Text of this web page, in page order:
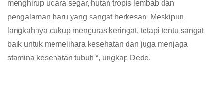
menghirup udara segar, hutan tropis lembab dan
pengalaman baru yang sangat berkesan. Meskipun
langkahnya cukup menguras keringat, tetapi tentu sangat
baik untuk memelihara kesehatan dan juga menjaga
stamina kesehatan tubuh “, ungkap Dede.